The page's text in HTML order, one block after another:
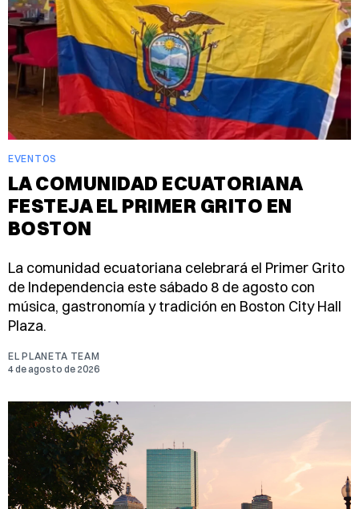
EVENTOS
LA COMUNIDAD ECUATORIANA
FESTEJA EL PRIMER GRITO EN
BOSTON
La comunidad ecuatoriana celebrará el Primer Grito
de Independencia este sábado 8 de agosto con
música, gastronomía y tradición en Boston City Hall
Plaza.
EL PLANETA TEAM
4 de agosto de 2026